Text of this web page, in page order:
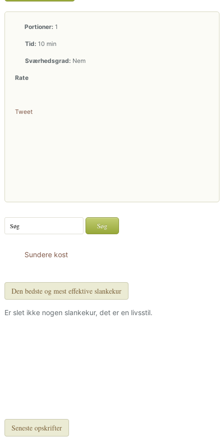
Portioner: 1
Tid: 10 min
Sværhedsgrad: Nem
Rate
Tweet
Sundere kost
Den bedste og mest effektive slankekur
Er slet ikke nogen slankekur, det er en livsstil.
Seneste opskrifter